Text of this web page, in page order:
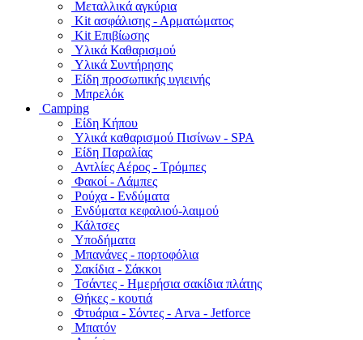
Μεταλλικά αγκύρια
Kit ασφάλισης - Αρματώματος
Kit Επιβίωσης
Υλικά Καθαρισμού
Υλικά Συντήρησης
Είδη προσωπικής υγιεινής
Μπρελόκ
Camping
Είδη Κήπου
Υλικά καθαρισμού Πισίνων - SPA
Είδη Παραλίας
Αντλίες Αέρος - Τρόμπες
Φακοί - Λάμπες
Ρούχα - Ενδύματα
Ενδύματα κεφαλιού-λαιμού
Κάλτσες
Υποδήματα
Μπανάνες - πορτοφόλια
Σακίδια - Σάκκοι
Τσάντες - Ημερήσια σακίδια πλάτης
Θήκες - κουτιά
Φτυάρια - Σόντες - Arva - Jetforce
Μπατόν